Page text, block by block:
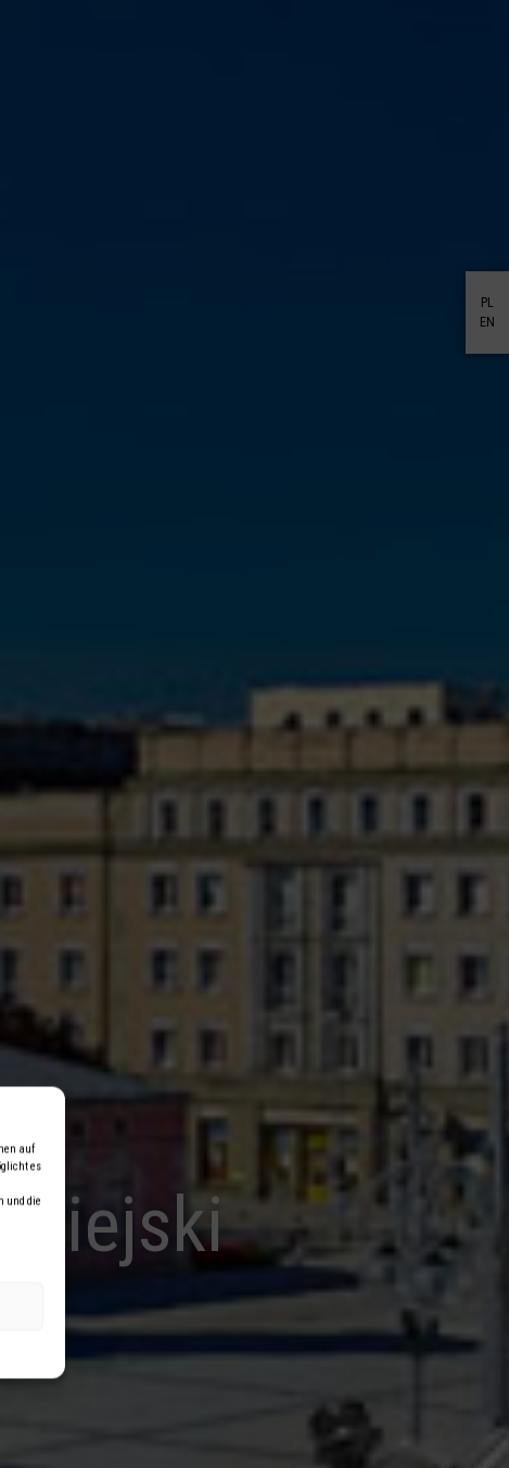
auf
es
und die
PL
EN